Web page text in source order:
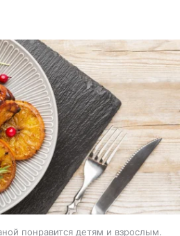
понравится детям и взрослым.